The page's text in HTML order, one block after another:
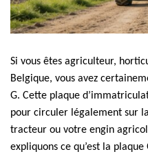
Si vous êtes agriculteur,
Belgique, vous avez
G. Cette plaque
pour circuler légalement sur
tracteur ou votre engin
expliquons ce qu’est la